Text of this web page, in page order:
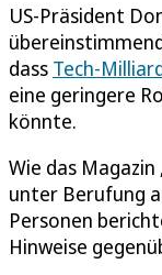
US-Präsident
dass Tech-
eine geringere
könnte.
Wie das Magazin
unter Berufung
Personen
Hinweise